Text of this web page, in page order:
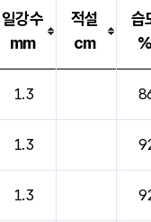
일강수
mm
적설
cm
습
%
1.3
1.3
1.3